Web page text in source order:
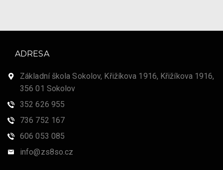
ADRESA
Základní škola Sokolov, Křižíkova 1916, Křižíkova 1916,
356 01 Sokolov
352 626 955
736 752 167
606 053 085
info@zs8so.cz